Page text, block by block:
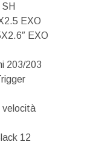
EXO
EXO
203/203
velocità
12